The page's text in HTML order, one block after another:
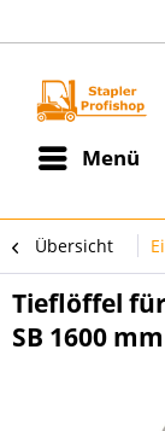
Menü
Übersicht
Tieflöffel
SB 1600